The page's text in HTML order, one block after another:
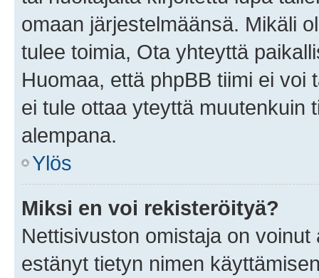
omaan järjestelmäänsä. Mikäli
tulee toimia, Ota yhteyttä
Huomaa, että phpBB tiimi ei
ei tule ottaa yteyttä muutenkuin
alempana.
Ylös
Miksi en voi rekisteröityä?
Nettisivuston omistaja on
estänyt tietyn nimen